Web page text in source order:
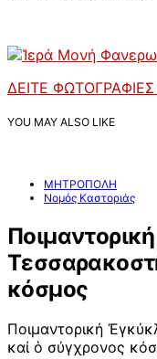
ΔΕΙΤΕ
YOU MAY ALSO LIKE
ΜΗΤΡΟΠΟΛΗ
Νομός Καστοριάς
κόσμος
Ποιμαντορική
καί ὁ σύγχρονος